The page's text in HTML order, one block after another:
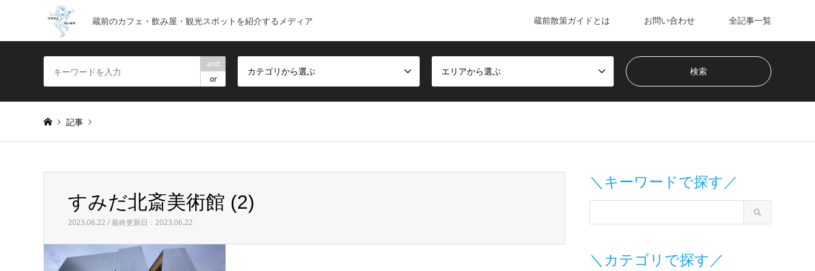
蔵前のカフェ・飲み屋・観光スポットを紹介するメディア 蔵前散策ガイドとは お問い合わせ 全記事一覧
and
or
カテゴリから選ぶ エリアから選ぶ
記事
すみだ北斎美術館 (2)
すみだ北斎美術館 (2)
2023.06.22 / 最終更新日：2023.06.22
＼キーワードで探す／
＼カテゴリで探す／